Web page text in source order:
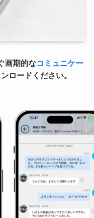
画期的なコミュニケー
ロードください。